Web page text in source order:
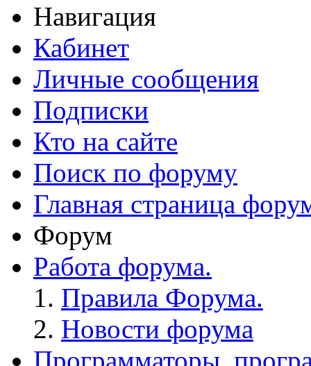
Навигация
Кабинет
Личные сообщения
Подписки
Кто на сайте
Поиск по форуму
Главная страница
Форум
Работа форума.
Правила Форума.
Новости форума
Программаторы,